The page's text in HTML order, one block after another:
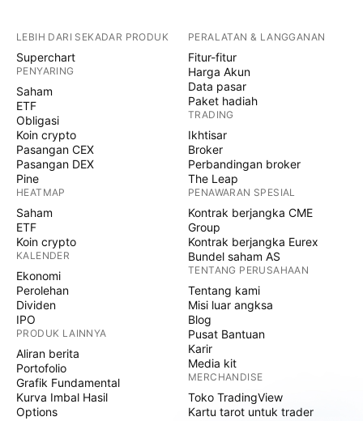
LEBIH DARI SEKADAR PRODUK
Superchart
PENYARING
Saham
ETF
Obligasi
Koin crypto
Pasangan CEX
Pasangan DEX
Pine
HEATMAP
Saham
ETF
Koin crypto
KALENDER
Ekonomi
Perolehan
Dividen
IPO
PRODUK LAINNYA
Aliran berita
Portofolio
Grafik Fundamental
Kurva Imbal Hasil
Options
PERALATAN & LANGGANAN
Fitur-fitur
Harga Akun
Data pasar
Paket hadiah
TRADING
Ikhtisar
Broker
Perbandingan broker
The Leap
PENAWARAN SPESIAL
Kontrak berjangka CME
Group
Kontrak berjangka Eurex
Bundel saham AS
TENTANG PERUSAHAAN
Tentang kami
Misi luar angksa
Blog
Pusat Bantuan
Karir
Media kit
MERCHANDISE
Toko TradingView
Kartu tarot untuk trader